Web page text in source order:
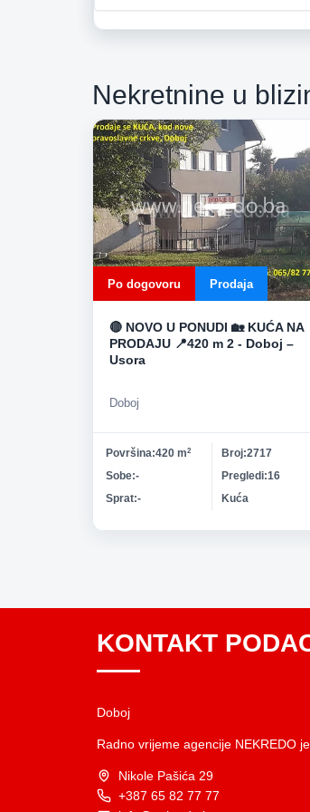
Nekretnine u
Po dogovoru Prodaja
🔴 NOVO U PONUDI 🏡 KUĆA NA
PRODAJU 📍420 m 2 - Doboj –
Usora
Doboj
Površina 420 m2 Broj 2717
Sobe - Pregledi 16
Sprat - Vrsta nekretnine
Kuća
KONTAKT
Doboj
Radno vrijeme agencije NEKREDO
Nikole Pašića 29
+387 65 82 77 77